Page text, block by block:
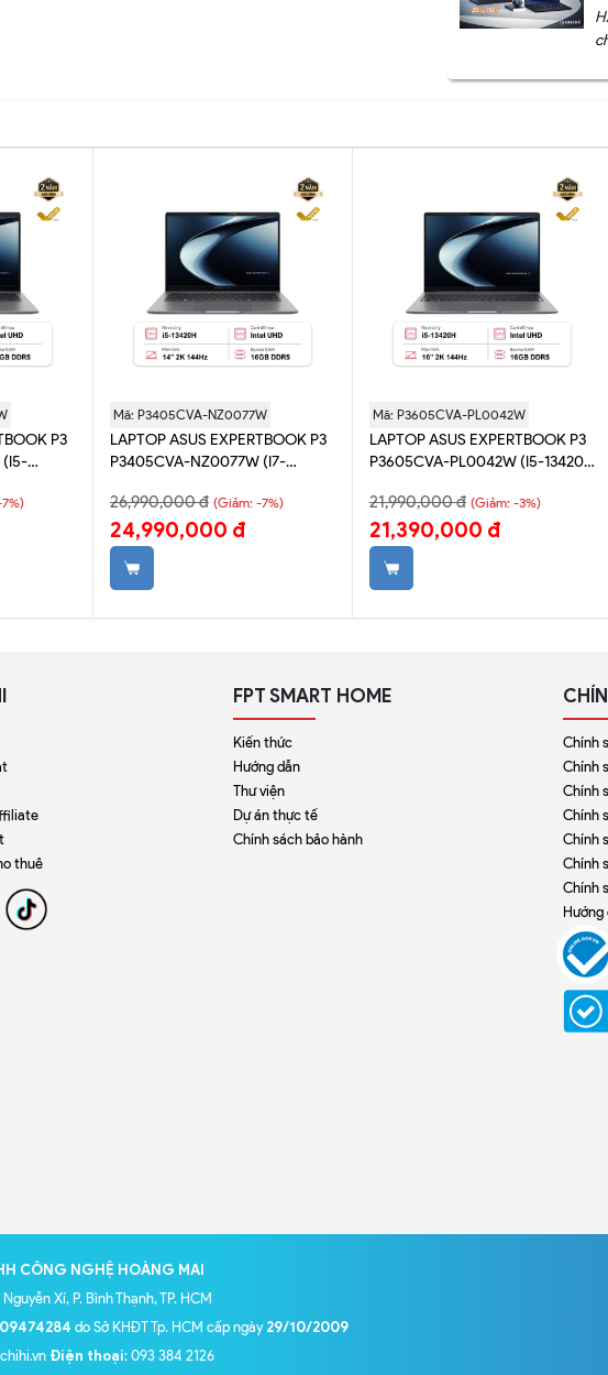
P3
(I5-
| WIN
Mã: P3405CVA-NZ0077W
LAPTOP ASUS EXPERTBOOK P3
P3405CVA-NZ0077W (I7-
UHD | 14' 2K WQXGA 144HZ | WIN
11)
26,990,000 đ (Giảm: -7%)
24,990,000 đ
Mã: P3605CVA-PL0042W
LAPTOP ASUS EXPERTBOOK P3
P3605CVA-PL0042W (I5-13420H
2K WQXGA 144HZ | WIN 11)
21,990,000 đ (Giảm: -3%)
21,390,000 đ
thuê
FPT SMART HOME
Kiến thức
Hướng dẫn
Thư viện
Dự án thực tế
Chính sách bảo hành
Chính
Chính
Chính
Chính
Chính
Chính
Chính
Hướng
CÔNG NGHỆ HOÀNG MAI
Xí, P. Bình Thạnh, TP. HCM
do Sở KHĐT Tp. HCM cấp ngày 29/10/2009
Điện thoại: 093 384 2126